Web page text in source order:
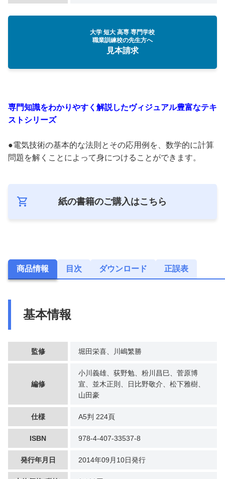
大学 短大 高専 専門学校
職業訓練校の先生方へ
見本請求
専門知識をわかりやすく解説したヴィジュアル豊富なテキ
ストシリーズ
●電気技術の基本的な法則とその応用例を、数学的に計算
問題を解くことによって身につけることができます。
紙の書籍のご購入はこちら
商品情報 目次 ダウンロード 正誤表
基本情報
監修 堀田栄喜、川嶋繁勝
編修
小川義雄、荻野勉、粉川昌巳、菅原博
宣、並木正則、日比野敬介、松下雅樹、
山田豪
仕様 A5判 224頁
ISBN 978-4-407-33537-8
発行年月日 2014年09月10日発行